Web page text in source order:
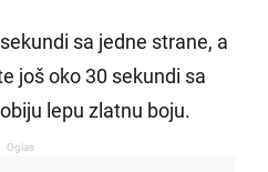
sa jedne strane, a
još oko 30 sekundi sa
lepu zlatnu boju.
Oglas